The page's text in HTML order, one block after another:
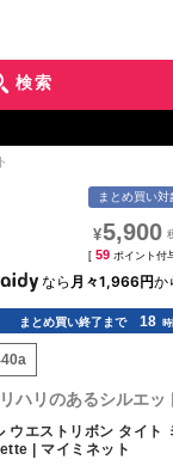
検索
まとめ買い対
¥5,900
[ 59 ポイント付
なら 月々1,966円か
まとめ買い終了まで 18
ハリのあるシルエッ
ウエストリボン タイト
| マイミネット